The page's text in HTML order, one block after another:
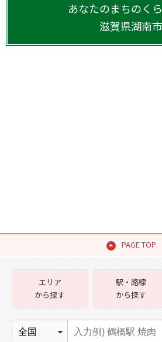
あなたのまちのく
滋賀県湖南市
PAGE TOP
エリア
から探す
駅・路線
から探す